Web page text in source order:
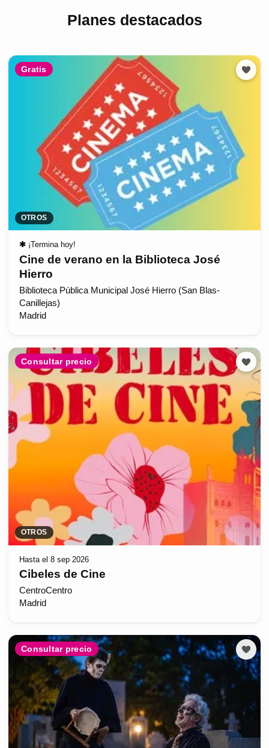
Planes destacados
Gratis
OTROS
✱ ¡Termina hoy!
Cine de verano en la Biblioteca José
Hierro
Biblioteca Pública Municipal José Hierro (San Blas-
Canillejas)
Madrid
Consultar precio
OTROS
Hasta el 8 sep 2026
Cibeles de Cine
CentroCentro
Madrid
Consultar precio